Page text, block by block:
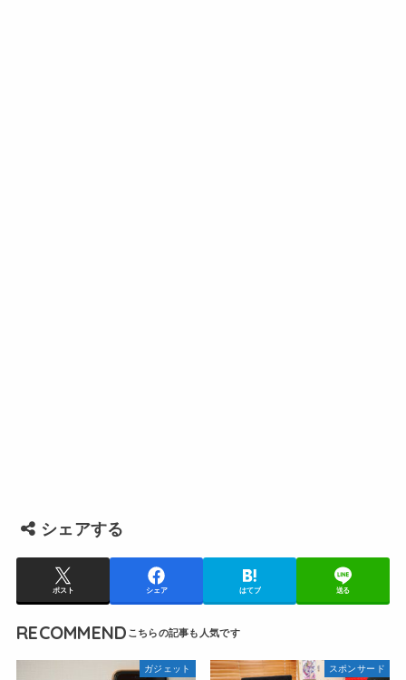
シェアする
ポスト シェア はてブ 送る
RECOMMEND
ガジェット スポンサード